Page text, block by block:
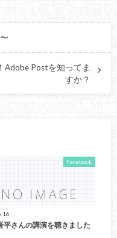
Adobe Postを知ってま
すか？
Facebook
平さんの講演を聴きました